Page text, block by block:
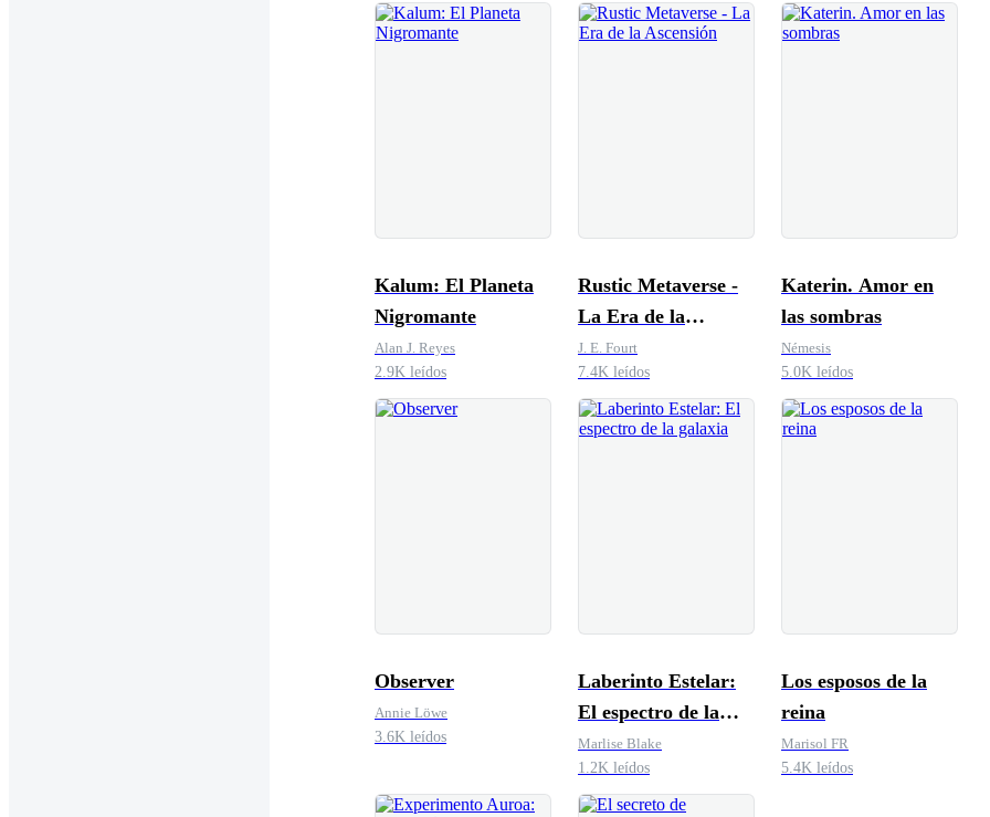
Kalum: El Planeta
Nigromante
Alan J. Reyes
2.9K leídos
Rustic Metaverse -
La Era de la
Ascensión
J. E. Fourt
7.4K leídos
Katerin. Amor en
las sombras
Némesis
5.0K leídos
Observer
Annie Löwe
3.6K leídos
Laberinto Estelar:
El espectro de la
galaxia
Marlise Blake
1.2K leídos
Los esposos de la
reina
Marisol FR
5.4K leídos